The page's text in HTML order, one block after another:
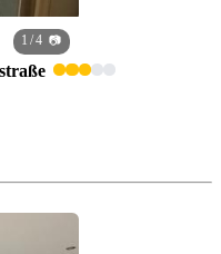
1 / 4 📷